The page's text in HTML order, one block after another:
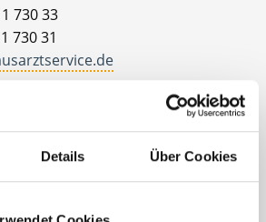
Details Über Cookies
730 33
730 31